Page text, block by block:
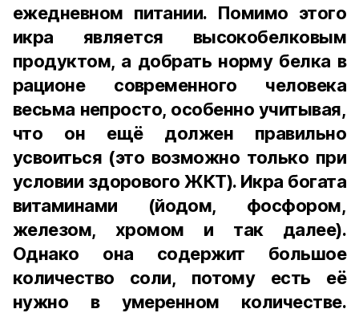
ежедневном питании. Помимо этого
икра является высокобелковым
продуктом, а добрать норму белка в
рационе современного человека
весьма непросто, особенно учитывая,
что он ещё должен правильно
усвоиться (это возможно только при
условии здорового ЖКТ). Икра богата
витаминами (йодом, фосфором,
железом, хромом и так далее).
Однако она содержит большое
количество соли, потому есть её
нужно в умеренном количестве.